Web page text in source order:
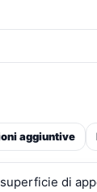
aggiuntive
di